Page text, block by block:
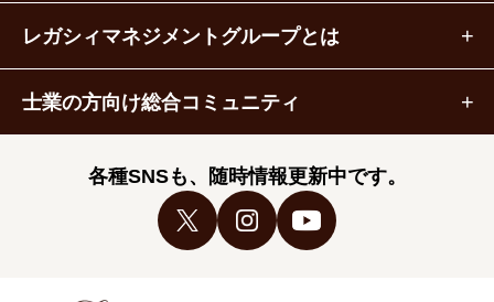
レガシィマネジメントグループとは
士業の方向け総合コミュニティ
各種SNSも、随時情報更新中です。